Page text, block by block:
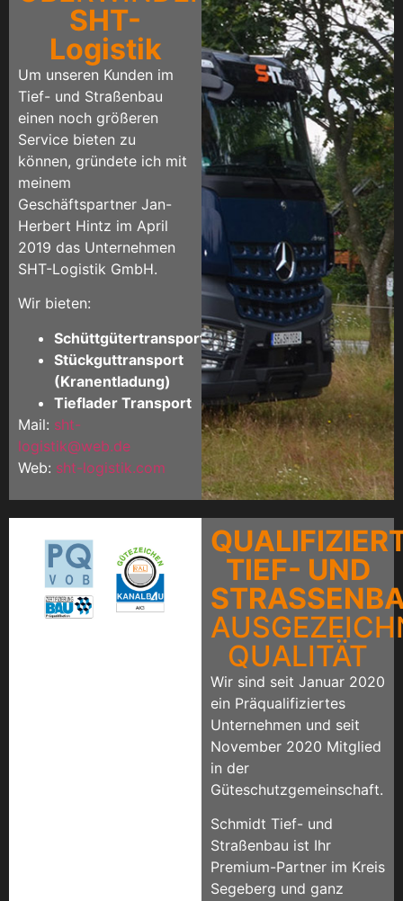
SHT-
Logistik
Um unseren Kunden im
Tief- und Straßenbau
einen noch größeren
Service bieten zu
können, gründete ich mit
meinem
Geschäftspartner Jan-
Herbert Hintz im April
2019 das Unternehmen
SHT-Logistik GmbH.
Wir bieten:
Schüttgütertransport
Stückguttransport
(Kranentladung)
Tieflader Transport
Mail: sht-
logistik@web.de
Web: sht-logistik.com
TIEF- UND
QUALITÄT
Wir sind seit Januar 2020
ein Präqualifiziertes
Unternehmen und seit
November 2020 Mitglied
in der
Güteschutzgemeinschaft.
Schmidt Tief- und
Straßenbau ist Ihr
Premium-Partner im Kreis
Segeberg und ganz